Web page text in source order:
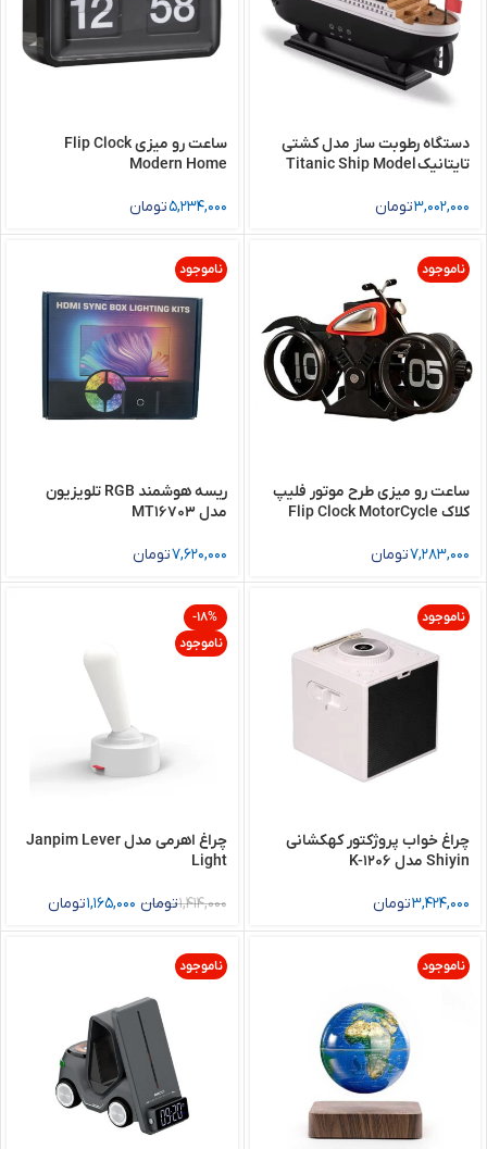
دستگاه رطوبت ساز مدل کشتی
تایتانیک Titanic Ship Model
3,002,000تومان
ساعت رو میزی Flip Clock
Modern Home
5,234,000تومان
ناموجود
ساعت رو میزی طرح موتور فلیپ
کلاک Flip Clock MotorCycle
7,283,000تومان
ناموجود
ریسه هوشمند RGB تلویزیون
مدل MT16703
7,620,000تومان
ناموجود
چراغ خواب پروژکتور کهکشانی
Shiyin مدل K-1206
3,424,000تومان
-18%
ناموجود
چراغ اهرمی مدل Janpim Lever
Light
1,414,000تومان 1,165,000تومان
ناموجود ناموجود